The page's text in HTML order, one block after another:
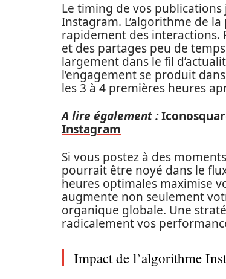
Le timing de vos
Instagram. L’algorithme de
rapidement des interactions.
et des partages peu de
largement dans le fil
l’engagement se produit
les 3 à 4 premières heures
A lire également :
Instagram
Si vous postez à des
pourrait être noyé dans le
heures optimales maximise
augmente non seulement
organique globale. Une
radicalement vos
Impact de l’algorithme